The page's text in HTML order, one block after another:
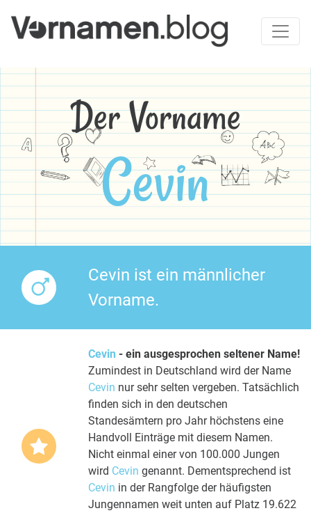
Der Vorname
Cevin
Cevin ist ein männlicher
Vorname.
Cevin - ein ausgesprochen seltener Name!
Zumindest in Deutschland wird der Name
Cevin nur sehr selten vergeben. Tatsächlich
finden sich in den deutschen
Standesämtern pro Jahr höchstens eine
Handvoll Einträge mit diesem Namen.
Nicht einmal einer von 100.000 Jungen
wird Cevin genannt. Dementsprechend ist
Cevin in der Rangfolge der häufigsten
Jungennamen weit unten auf Platz 19.622